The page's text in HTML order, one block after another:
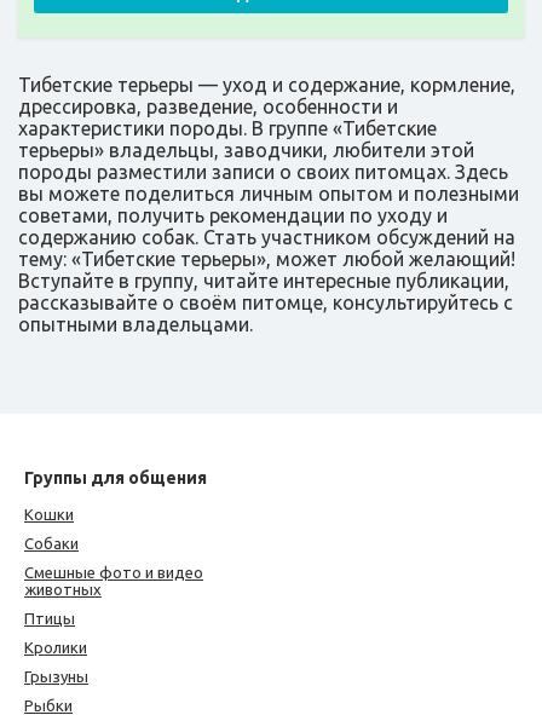
Тибетские терьеры — уход и содержание, кормление,
дрессировка, разведение, особенности и
характеристики породы. В группе «Тибетские
терьеры» владельцы, заводчики, любители этой
породы разместили записи о своих питомцах. Здесь
вы можете поделиться личным опытом и полезными
советами, получить рекомендации по уходу и
содержанию собак. Стать участником обсуждений на
тему: «Тибетские терьеры», может любой желающий!
Вступайте в группу, читайте интересные публикации,
рассказывайте о своём питомце, консультируйтесь с
опытными владельцами.
Группы для общения
Кошки
Собаки
Смешные фото и видео
животных
Птицы
Кролики
Грызуны
Рыбки